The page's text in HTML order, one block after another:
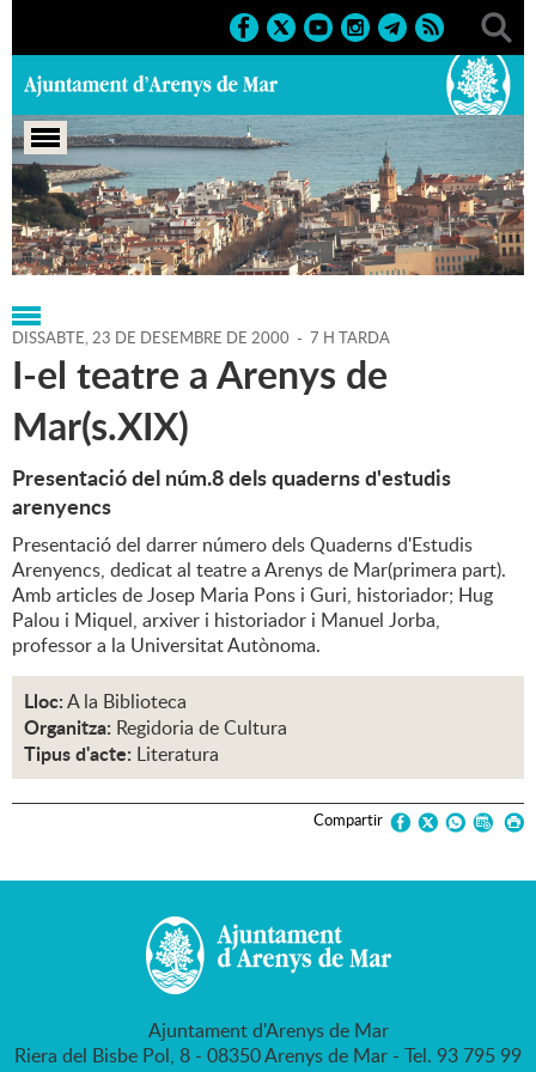
Portada > Regidories > Cultura > Agenda > 23-12-2000
DISSABTE,23 DE DESEMBRE DE 2000 - 7 H TARDA
I-el teatre a Arenys de
Mar(s.XIX)
Presentació del núm.8 dels quaderns d'estudis
arenyencs
Presentació del darrer número dels Quaderns d'Estudis
Arenyencs, dedicat al teatre a Arenys de Mar(primera part).
Amb articles de Josep Maria Pons i Guri, historiador; Hug
Palou i Miquel, arxiver i historiador i Manuel Jorba,
professor a la Universitat Autònoma.
Lloc:A la Biblioteca
Organitza: Regidoria de Cultura
Tipus d'acte: Literatura
Compartir
Ajuntament d'Arenys de Mar
Riera del Bisbe Pol, 8 - 08350 Arenys de Mar - Tel. 93 795 99